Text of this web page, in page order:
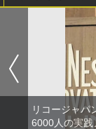
リコージャパ
6000人の実践